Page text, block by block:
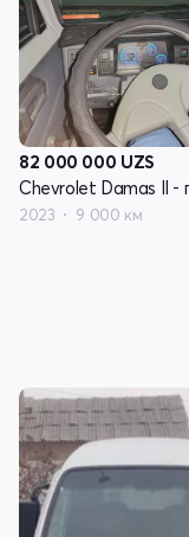
82 000 000 UZS
2023 9 000 км